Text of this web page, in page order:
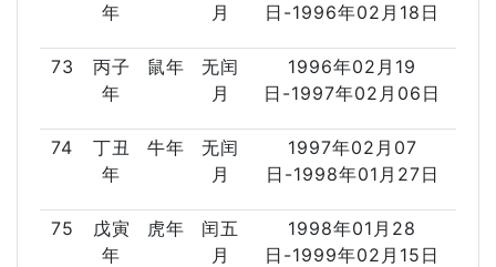
年
月
日-1996年02月18日
73
丙子
年
鼠年
无闰
月
1996年02月19
日-1997年02月06日
74
丁丑
年
牛年
无闰
月
1997年02月07
日-1998年01月27日
75
戊寅
年
虎年
闰五
月
1998年01月28
日-1999年02月15日